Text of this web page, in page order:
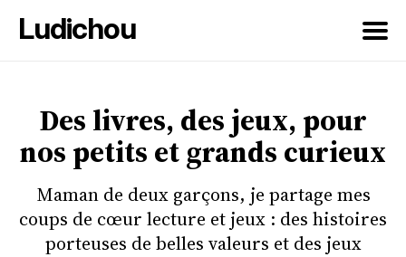
Ludichou
sur
blog
Des livres, des jeux, pour
nos petits et grands curieux
Maman de deux garçons, je partage mes
coups de cœur lecture et jeux : des histoires
porteuses de belles valeurs et des jeux